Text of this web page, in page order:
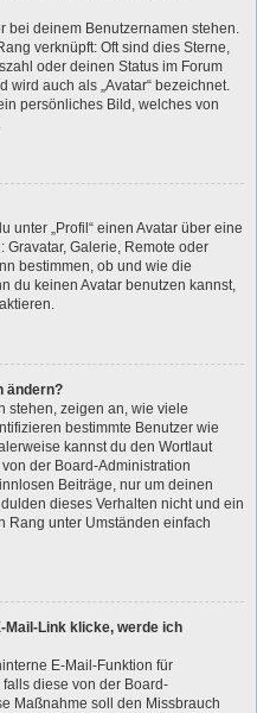
bei deinem Benutzernamen stehen.
verknüpft: Oft sind dies Sterne,
oder deinen Status im Forum
wird auch als „Avatar“ bezeichnet.
persönliches Bild, welches von
unter „Profil“ einen Avatar über eine
Galerie, Remote oder
bestimmen, ob und wie die
du keinen Avatar benutzen kannst,
ändern?
stehen, zeigen an, wie viele
bestimmte Benutzer wie
kannst du den Wortlaut
der Board-Administration
Beiträge, nur um deinen
dieses Verhalten nicht und ein
Rang unter Umständen einfach
Mail-Link klicke, werde ich
E-Mail-Funktion für
diese von der Board-
Maßnahme soll den Missbrauch